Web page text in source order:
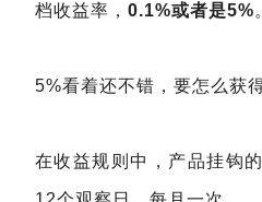
档收益率， 0.1%或者是5%
5%看着还不错，要怎么获
在收益规则中，产品挂钩